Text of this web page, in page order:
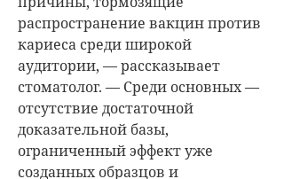
распространение вакцин против
кариеса среди широкой
аудитории, — рассказывает
стоматолог. — Среди основных —
отсутствие достаточной
доказательной базы,
ограниченный эффект уже
созданных образцов и